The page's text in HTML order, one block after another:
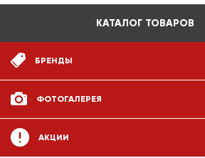
КАТАЛОГ ТОВАРОВ
БРЕНДЫ
ФОТОГАЛЕРЕЯ
АКЦИИ